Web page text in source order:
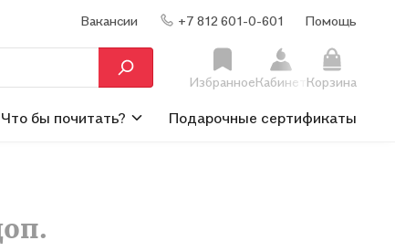
Вакансии +7 812 601-0-601 Помощь
ИзбранноеКабинет Корзина
Что бы почитать? Подарочные сертификаты